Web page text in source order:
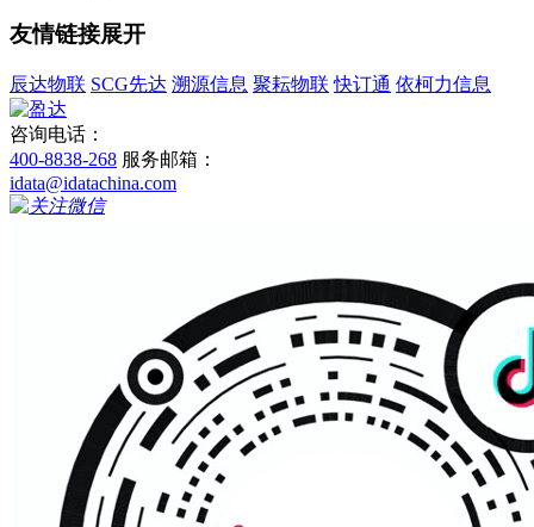
友情链接展开
辰达物联 SCG先达 溯源信息 聚耘物联 快订通 依柯力信息
咨询电话：
400-8838-268 服务邮箱：
idata@idatachina.com